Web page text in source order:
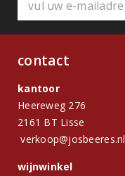
contact
kantoor
Heereweg 276
2161 BT Lisse
verkoop@josbeeres.nl
wijnwinkel